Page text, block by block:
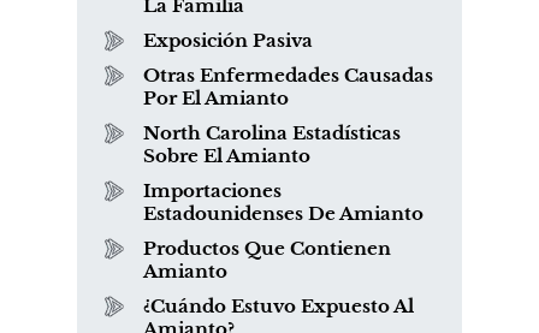
La Familia
Exposición Pasiva
Otras Enfermedades Causadas
Por El Amianto
North Carolina Estadísticas
Sobre El Amianto
Importaciones
Estadounidenses De Amianto
Productos Que Contienen
Amianto
¿Cuándo Estuvo Expuesto Al